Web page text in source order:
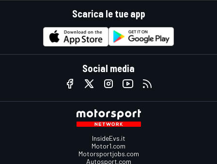
Scarica le tue app
Social media
InsideEvs.it
Motor1.com
Motorsportjobs.com
Autosport.com